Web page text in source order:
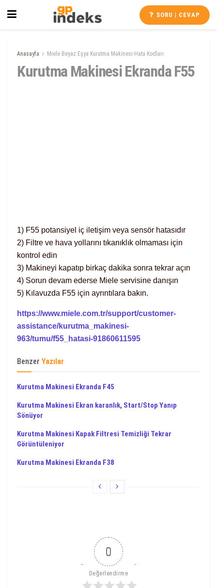
SORU | CEVAP
Anasayfa Miele Beyaz Eşya Kurutma Makinesi Hata Kodları
Kurutma Makinesi Ekranda F55
1) F55 potansiyel iç iletişim veya sensör hatasıdır
2) Filtre ve hava yollarını tıkanıklık olmaması için
kontrol edin
3) Makineyi kapatıp birkaç dakika sonra tekrar açın
4) Sorun devam ederse Miele servisine danışın
5) Kılavuzda F55 için ayrıntılara bakın.
https://www.miele.com.tr/support/customer-
assistance/kurutma_makinesi-
963/tumu/f55_hatasi-91860611595
Benzer Yazılar
Kurutma Makinesi Ekranda F45
Kurutma Makinesi Ekran karanlık, Start/Stop Yanıp
Sönüyor
Kurutma Makinesi Kapak Filtresi Temizliği Tekrar
Görüntüleniyor
Kurutma Makinesi Ekranda F38
0
Değerlendirme